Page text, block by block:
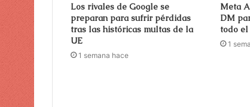
Los rivales de Google se
preparan para sufrir pérdidas
tras las históricas multas de la
UE
1 semana hace
Meta
DM
todo el
1